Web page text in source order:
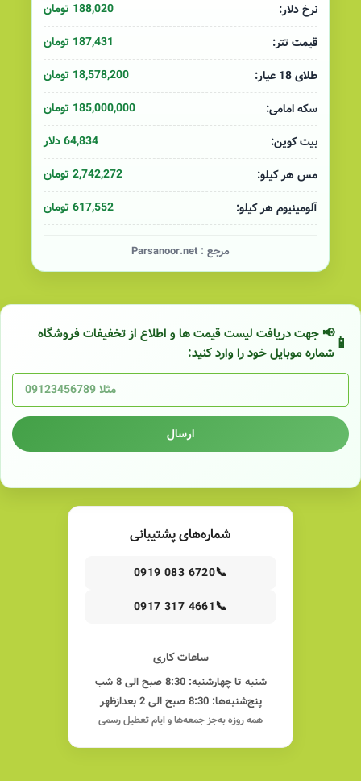
نرخ دلار:
188,020 تومان
قیمت تتر:
187,431 تومان
طلای 18 عیار:
18,578,200 تومان
سکه امامی:
185,000,000 تومان
بیت کوین:
64,834 دلار
مس هر کیلو:
2,742,272 تومان
آلومینیوم هر کیلو:
617,552 تومان
مرجع : Parsanoor.net
📢 جهت دریافت لیست قیمت ها و اطلاع از تخفیفات فروشگاه
شماره موبایل خود را وارد کنید:
ارسال
شماره‌های پشتیبانی
📞
0919 083 6720
📞
0917 317 4661
ساعات کاری
شنبه تا چهارشنبه: 8:30 صبح الی 8 شب
پنج‌شنبه‌ها: 8:30 صبح الی 2 بعدازظهر
همه روزه به‌جز جمعه‌ها و ایام تعطیل رسمی